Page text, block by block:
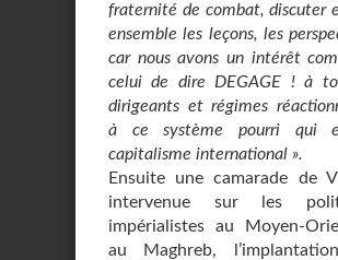
fraternité de combat, discuter
ensemble les leçons, les
car nous avons un intérêt
celui de dire DEGAGE ! à
dirigeants et régimes
à ce système pourri qui
capitalisme international ».
Ensuite une camarade de
intervenue sur les
impérialistes au Moyen-
au Maghreb,